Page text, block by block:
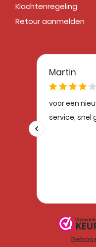
Klachtenregeling
Retour aanmelden